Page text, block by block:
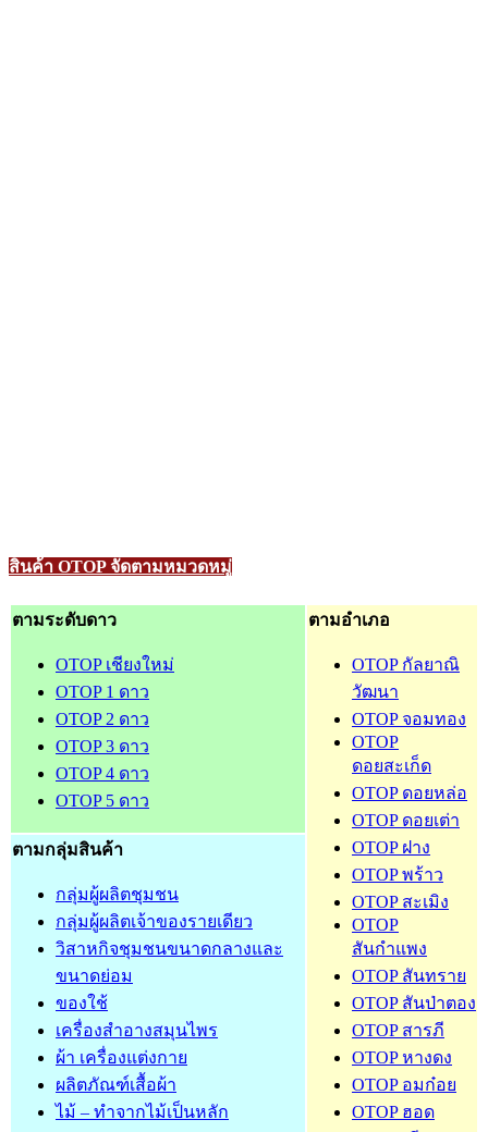
สินค้า OTOP จัดตามหมวดหมู่
ตามระดับดาว
OTOP เชียงใหม่
OTOP 1 ดาว
OTOP 2 ดาว
OTOP 3 ดาว
OTOP 4 ดาว
OTOP 5 ดาว
ตามอำเภอ
OTOP กัลยาณิ
วัฒนา
OTOP จอมทอง
OTOP
ดอยสะเก็ด
OTOP ดอยหล่อ
OTOP ดอยเต่า
OTOP ฝาง
OTOP พร้าว
OTOP สะเมิง
OTOP
สันกำแพง
OTOP สันทราย
OTOP สันป่าตอง
OTOP สารภี
OTOP หางดง
OTOP อมก๋อย
OTOP ฮอด
ตามกลุ่มสินค้า
กลุ่มผู้ผลิตชุมชน
กลุ่มผู้ผลิตเจ้าของรายเดียว
วิสาหกิจชุมชนขนาดกลางและ
ขนาดย่อม
ของใช้
เครื่องสำอางสมุนไพร
ผ้า เครื่องแต่งกาย
ผลิตภัณฑ์เสื้อผ้า
ไม้ – ทำจากไม้เป็นหลัก